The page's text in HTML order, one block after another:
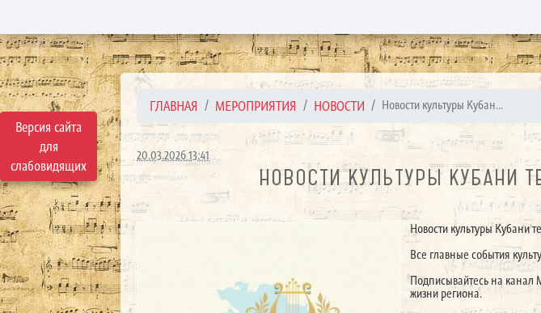
Версия сайта
для
слабовидящих
ГЛАВНАЯ МЕРОПРИЯТИЯ НОВОСТИ Новости культуры Кубан...
20.03.2026 13:41
НОВОСТИ КУЛЬТУРЫ КУБАНИ
Новости культуры Кубани
Все главные события
Подписывайтесь на канал
жизни региона.